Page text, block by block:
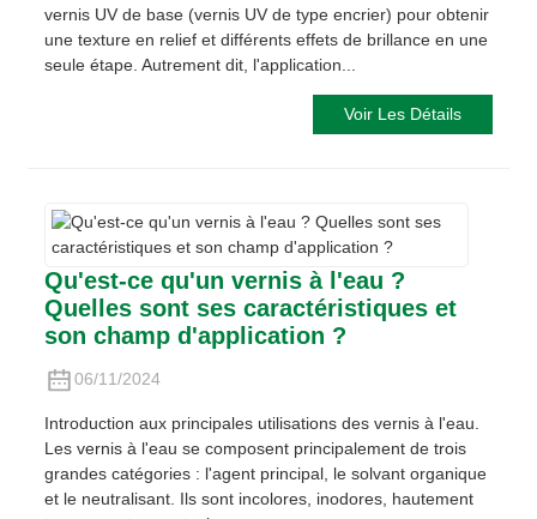
vernis UV de base (vernis UV de type encrier) pour obtenir
une texture en relief et différents effets de brillance en une
seule étape. Autrement dit, l'application...
Voir Les Détails
Qu'est-ce qu'un vernis à l'eau ?
Quelles sont ses caractéristiques et
son champ d'application ?
06/11/2024
Introduction aux principales utilisations des vernis à l'eau.
Les vernis à l'eau se composent principalement de trois
grandes catégories : l'agent principal, le solvant organique
et le neutralisant. Ils sont incolores, inodores, hautement